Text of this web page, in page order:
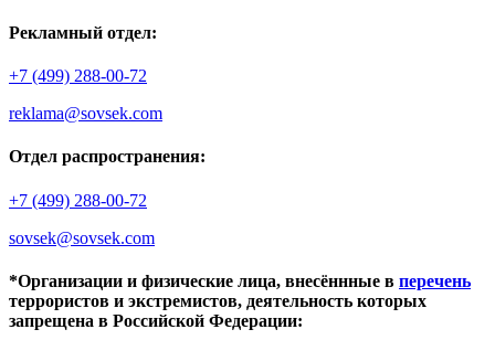
Рекламный отдел:
+7 (499) 288-00-72
reklama@sovsek.com
Отдел распространения:
+7 (499) 288-00-72
sovsek@sovsek.com
*Организации и физические лица, внесённные в перечень
террористов и экстремистов, деятельность которых
запрещена в Российской Федерации: